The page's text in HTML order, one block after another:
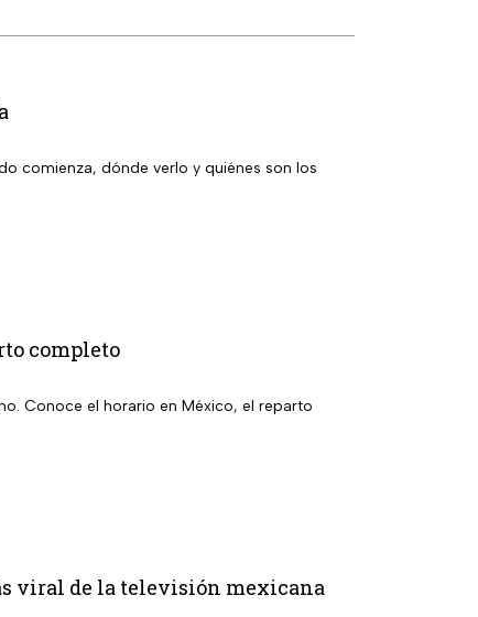
comienza, dónde verlo y quiénes son los
completo
Conoce el horario en México, el reparto
viral de la televisión mexicana